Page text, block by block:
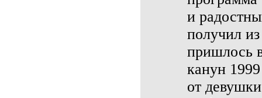
и
получил
пришлось
канун
от